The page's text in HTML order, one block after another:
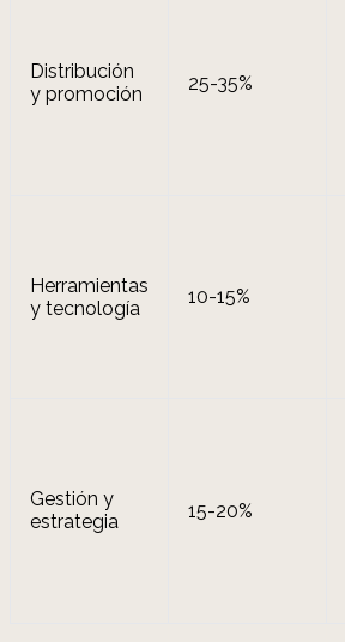
Distribución
y promoción
25-35%
Herramientas
y tecnología
10-15%
Gestión y
estrategia
15-20%